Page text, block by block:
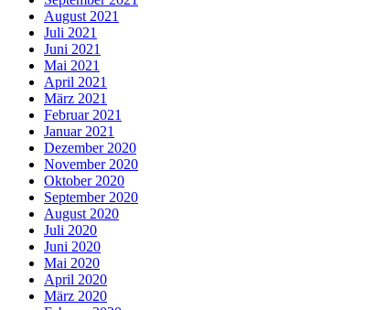
August 2021
Juli 2021
Juni 2021
Mai 2021
April 2021
März 2021
Februar 2021
Januar 2021
Dezember 2020
November 2020
Oktober 2020
September 2020
August 2020
Juli 2020
Juni 2020
Mai 2020
April 2020
März 2020